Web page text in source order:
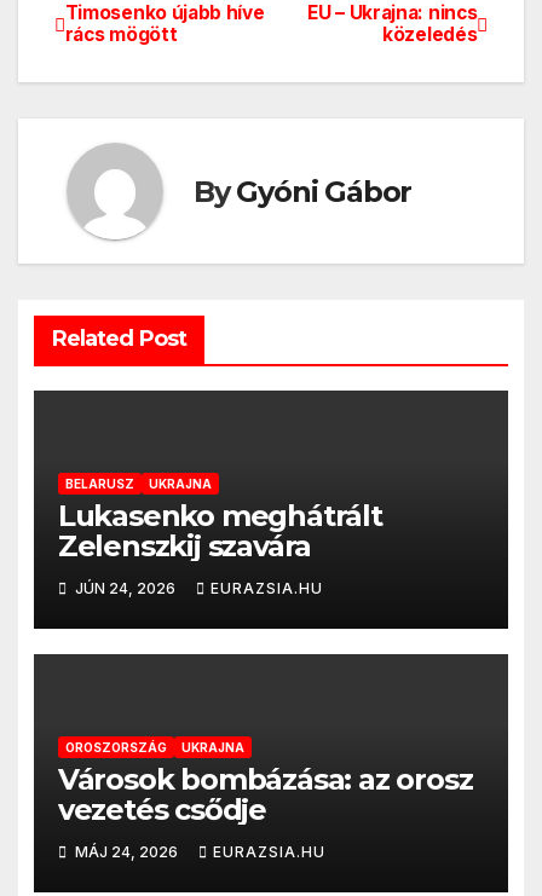
Bejegyzés
navigáció
EU – Ukrajna: nincs
közeledés
Timosenko újabb híve
rács mögött
ByGyóni Gábor
Related Post
BELARUSZ UKRAJNA
Lukasenko meghátrált
Zelenszkij szavára
JÚN 24, 2026 EURAZSIA.HU
OROSZORSZÁG UKRAJNA
Városok bombázása: az orosz
vezetés csődje
MÁJ 24, 2026 EURAZSIA.HU